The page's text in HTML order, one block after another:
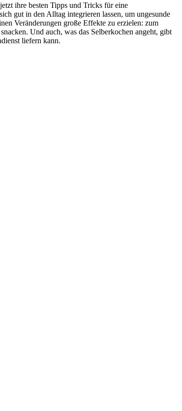
ihre besten Tipps und Tricks für eine
gut in den Alltag integrieren lassen, um ungesunde
Veränderungen große Effekte zu erzielen: zum
Und auch, was das Selberkochen angeht, gibt
liefern kann.